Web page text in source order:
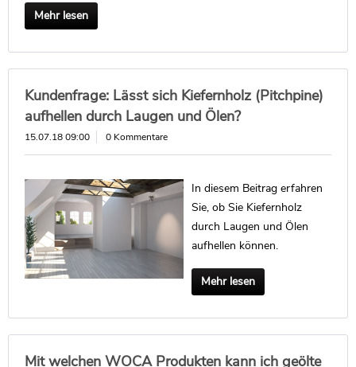
Mehr lesen
Kundenfrage: Lässt sich Kiefernholz (Pitchpine)
aufhellen durch Laugen und Ölen?
15.07.18 09:00 0 Kommentare
In diesem Beitrag erfahren
Sie, ob Sie Kiefernholz
durch Laugen und Ölen
aufhellen können.
Mehr lesen
Mit welchen WOCA Produkten kann ich geölte